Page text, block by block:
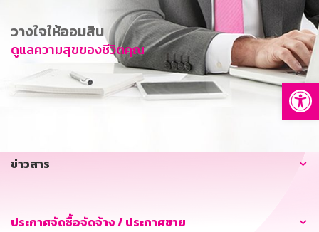
การพัฒนาที่ยั่งยืน
ข่าวสาร
บริการทางการเงิน
อื่นๆ
วางใจให้ออมสิน
ดูแลความสุขของชีวิตคุณ
ข่าวสาร
ประกาศจัดซื้อจัดจ้าง / ประกาศขาย